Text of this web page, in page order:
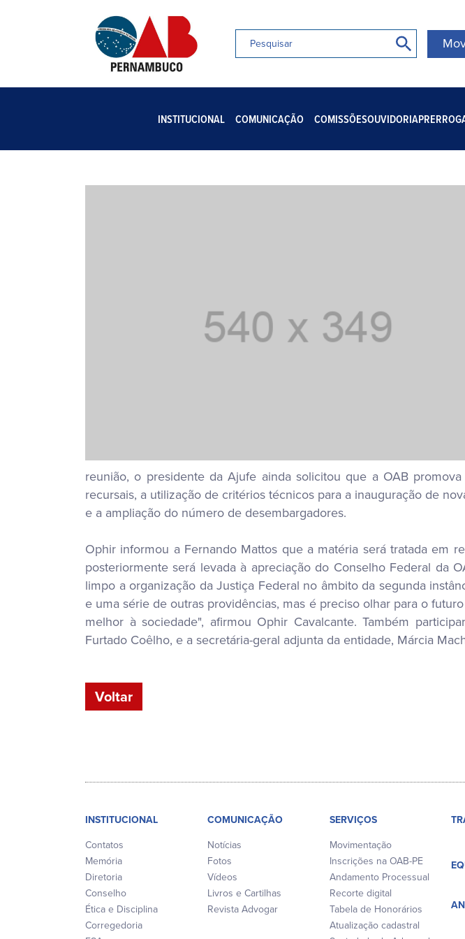
INSTITUCIONAL COMUNICAÇÃO COMISSÕESOUVIDORIA
reunião, o presidente da Ajufe ainda solicitou que a OAB
recursais, a utilização de critérios técnicos para a inauguração de
e a ampliação do número de desembargadores.
Ophir informou a Fernando Mattos que a matéria será tratada em
posteriormente será levada à apreciação do Conselho Federal da
limpo a organização da Justiça Federal no âmbito da segunda
e uma série de outras providências, mas é preciso olhar para o
melhor à sociedade", afirmou Ophir Cavalcante. Também
Furtado Coêlho, e a secretária-geral adjunta da entidade, Márcia
Voltar
INSTITUCIONAL
Contatos
Memória
Diretoria
Conselho
Ética e Disciplina
Corregedoria
COMUNICAÇÃO
Notícias
Fotos
Vídeos
Livros e Cartilhas
Revista Advogar
SERVIÇOS
Movimentação
Inscrições na OAB-PE
Andamento Processual
Recorte digital
Tabela de Honorários
Atualização cadastral